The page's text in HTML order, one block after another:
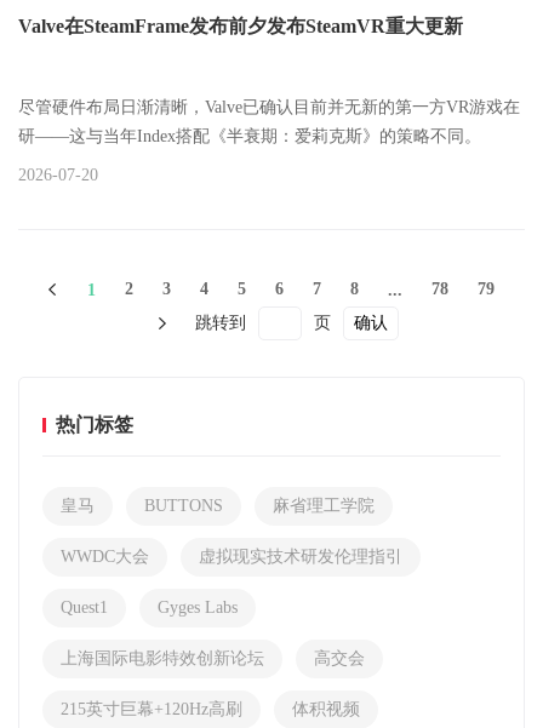
Valve在SteamFrame发布前夕发布SteamVR重大更新
尽管硬件布局日渐清晰，Valve已确认目前并无新的第一方VR游戏在
研——这与当年Index搭配《半衰期：爱莉克斯》的策略不同。
2026-07-20
1 2 3 4 5 6 7 8 ... 78
79
跳转到
页 确认
热门标签
皇马 BUTTONS 麻省理工学院
WWDC大会 虚拟现实技术研发伦理指引
Quest1 Gyges Labs
上海国际电影特效创新论坛 高交会
215英寸巨幕+120Hz高刷 体积视频